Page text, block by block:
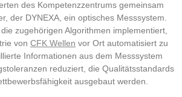
des Kompetenzzentrums gemeinsam
der DYNEXA, ein optisches Messsystem.
zugehörigen Algorithmen implementiert,
von CFK Wellen vor Ort automatisiert zu
Informationen aus dem Messsystem
reduziert, die Qualitätsstandards
ausgebaut werden.